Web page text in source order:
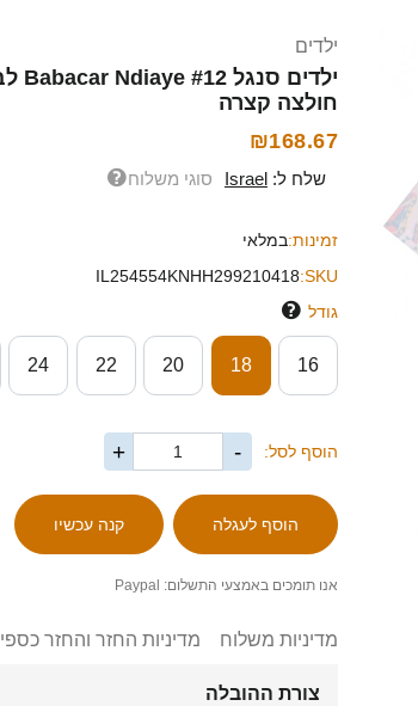
ילדים
חולצה קצרה
₪168.67
שלח ל: Israel סוגי משלוח
זמינות:במלאי
SKU:
IL254554KNHH299210418
גודל
16
18
20
22
24
הוסף לסל: -
+
אנו תומכים באמצעי התשלום: Paypal
מדיניות משלוח מדיניות החזר והחזר כספי
צורת ההובלה